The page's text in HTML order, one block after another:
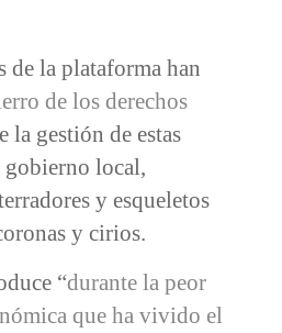
de la plataforma han
de los derechos
la gestión de estas
gobierno local,
y esqueletos
y cirios.
“durante la peor
que ha vivido el